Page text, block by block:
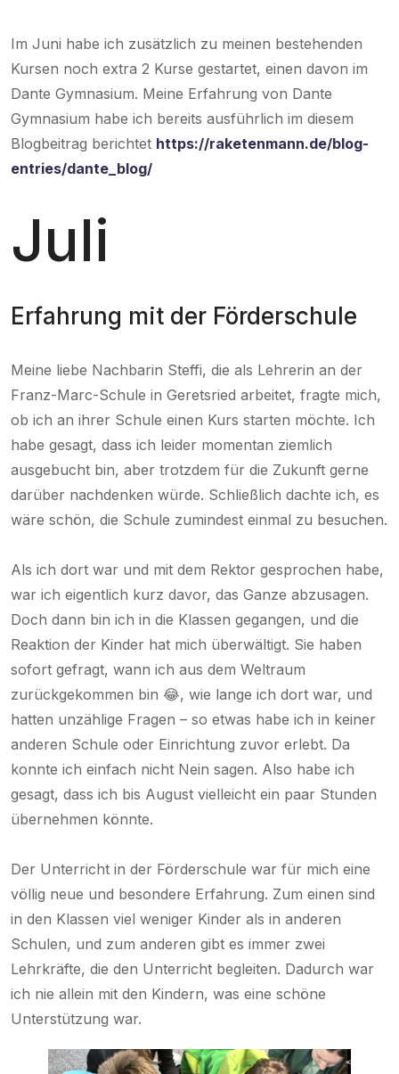
Im Juni habe ich zusätzlich zu meinen bestehenden
Kursen noch extra 2 Kurse gestartet, einen davon im
Dante Gymnasium. Meine Erfahrung von Dante
Gymnasium habe ich bereits ausführlich im diesem
Blogbeitrag berichtet https://raketenmann.de/blog-
entries/dante_blog/
Juli
Erfahrung mit der Förderschule
Meine liebe Nachbarin Steffi, die als Lehrerin an der
Franz-Marc-Schule in Geretsried arbeitet, fragte mich,
ob ich an ihrer Schule einen Kurs starten möchte. Ich
habe gesagt, dass ich leider momentan ziemlich
ausgebucht bin, aber trotzdem für die Zukunft gerne
darüber nachdenken würde. Schließlich dachte ich, es
wäre schön, die Schule zumindest einmal zu besuchen.
Als ich dort war und mit dem Rektor gesprochen habe,
war ich eigentlich kurz davor, das Ganze abzusagen.
Doch dann bin ich in die Klassen gegangen, und die
Reaktion der Kinder hat mich überwältigt. Sie haben
sofort gefragt, wann ich aus dem Weltraum
zurückgekommen bin 😂, wie lange ich dort war, und
hatten unzählige Fragen – so etwas habe ich in keiner
anderen Schule oder Einrichtung zuvor erlebt. Da
konnte ich einfach nicht Nein sagen. Also habe ich
gesagt, dass ich bis August vielleicht ein paar Stunden
übernehmen könnte.
Der Unterricht in der Förderschule war für mich eine
völlig neue und besondere Erfahrung. Zum einen sind
in den Klassen viel weniger Kinder als in anderen
Schulen, und zum anderen gibt es immer zwei
Lehrkräfte, die den Unterricht begleiten. Dadurch war
ich nie allein mit den Kindern, was eine schöne
Unterstützung war.